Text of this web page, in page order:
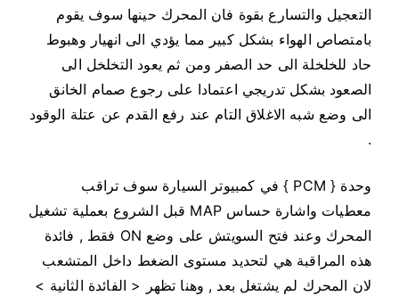
التعجيل والتسارع بقوة فان المحرك حينها سوف يقوم
بامتصاص الهواء بشكل كبير مما يؤدي الى انهيار وهبوط
حاد للخلخلة الى حد الصفر ومن ثم يعود التخلخل الى
الصعود بشكل تدريجي اعتمادا على رجوع صمام الخانق
الى وضع شبه الاغلاق التام عند رفع القدم عن عتلة الوقود
.
وحدة { PCM } في كمبيوتر السيارة سوف تراقب
معطيات واشارة حساس MAP قبل الشروع بعملية تشغيل
المحرك وعند فتح السويتش على وضع ON فقط , فائدة
هذه المراقبة هي لتحديد مستوى الضغط داخل المتشعب
لان المحرك لم يشتغل بعد , وهنا تظهر < الفائدة الثانية >